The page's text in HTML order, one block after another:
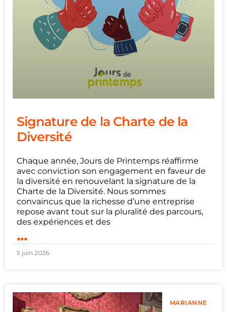
Signature de la Charte de la
Diversité
Chaque année, Jours de Printemps réaffirme
avec conviction son engagement en faveur de
la diversité en renouvelant la signature de la
Charte de la Diversité. Nous sommes
convaincus que la richesse d’une entreprise
repose avant tout sur la pluralité des parcours,
des expériences et des
...
5 juin 2026
MARIANNE